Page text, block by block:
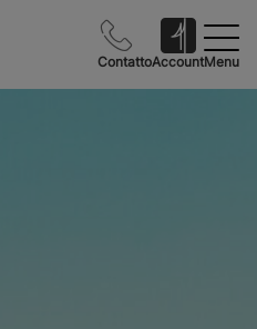
ContattoAccountMenu